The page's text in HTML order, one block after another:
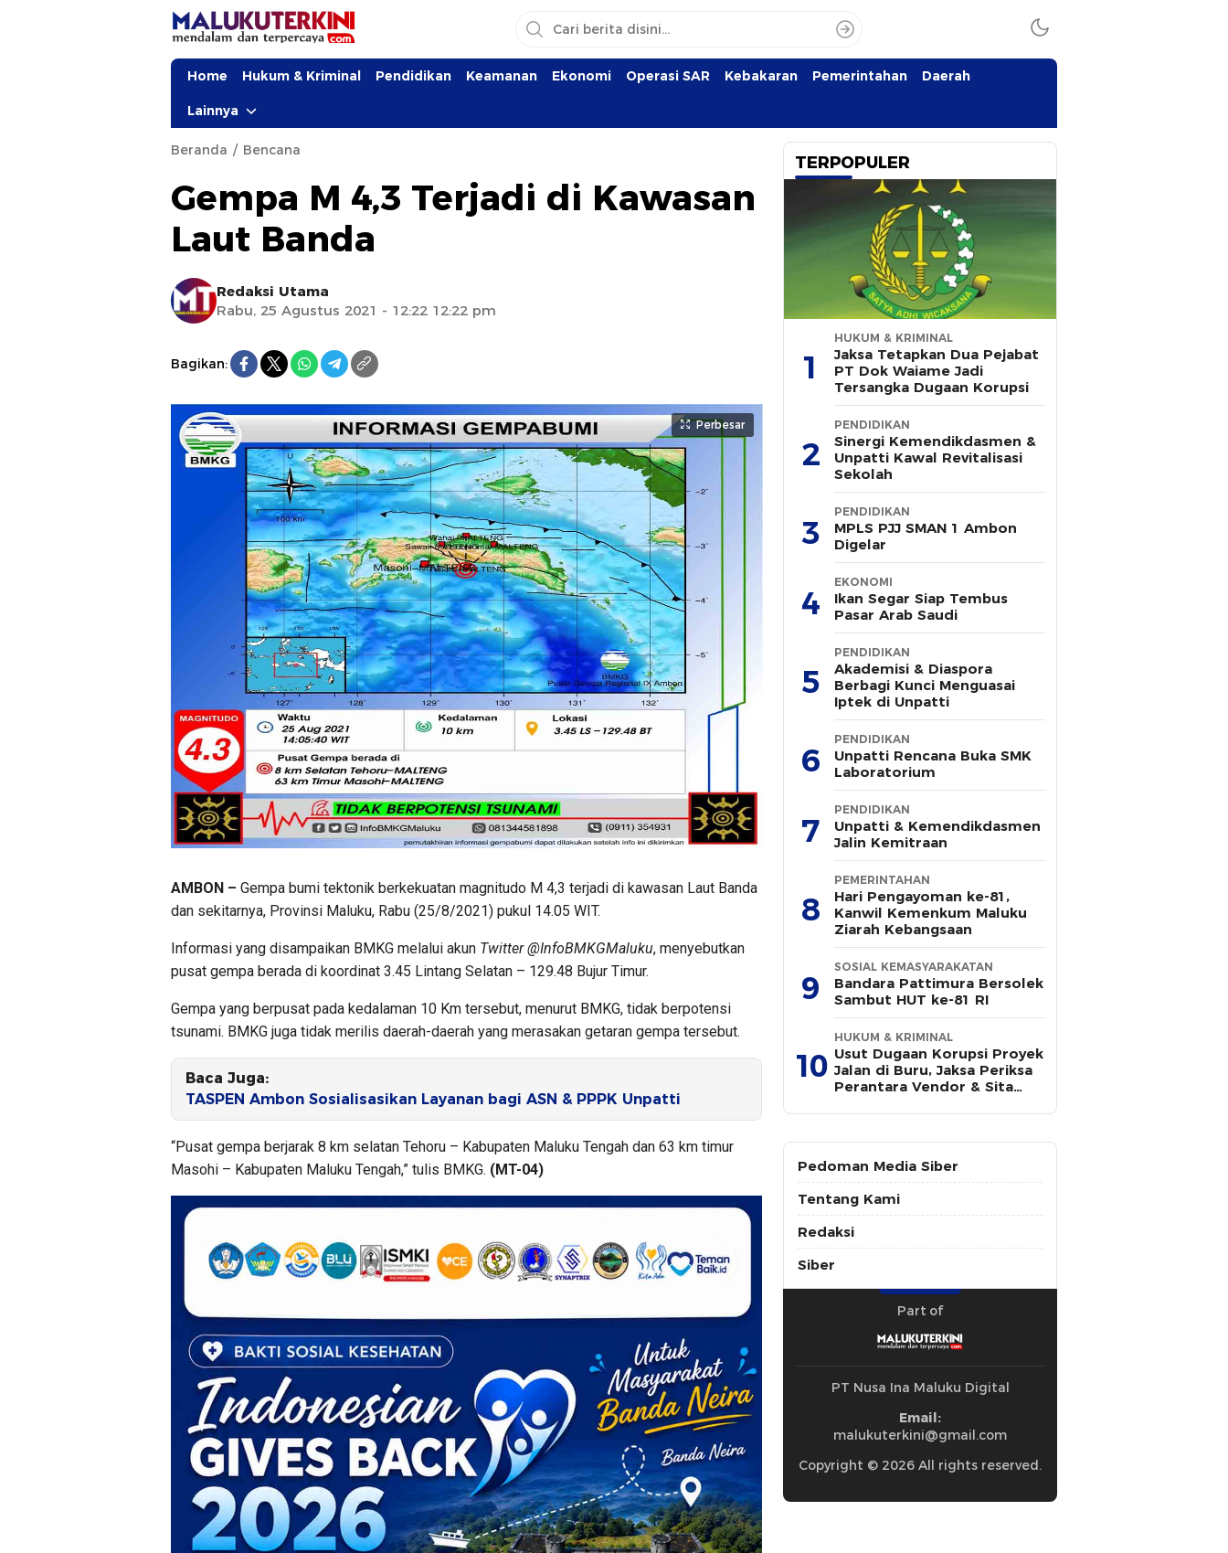
Home Hukum & Kriminal Pendidikan Keamanan Ekonomi Operasi SAR Kebakaran Pemerintahan Daerah
Lainnya
Beranda Bencana
Gempa M 4,3 Terjadi di Kawasan
Laut Banda
Redaksi Utama
Rabu, 25 Agustus 2021 - 12:22 12:22 pm
Bagikan:
Perbesar
AMBON – Gempa bumi tektonik berkekuatan magnitudo M 4,3 terjadi di kawasan Laut Banda
dan sekitarnya, Provinsi Maluku, Rabu (25/8/2021) pukul 14.05 WIT.
Informasi yang disampaikan BMKG melalui akun Twitter @InfoBMKGMaluku, menyebutkan
pusat gempa berada di koordinat 3.45 Lintang Selatan – 129.48 Bujur Timur.
Gempa yang berpusat pada kedalaman 10 Km tersebut, menurut BMKG, tidak berpotensi
tsunami. BMKG juga tidak merilis daerah-daerah yang merasakan getaran gempa tersebut.
Baca Juga:
TASPEN Ambon Sosialisasikan Layanan bagi ASN & PPPK Unpatti
“Pusat gempa berjarak 8 km selatan Tehoru – Kabupaten Maluku Tengah dan 63 km timur
Masohi – Kabupaten Maluku Tengah,” tulis BMKG. (MT-04)
TERPOPULER
1
HUKUM & KRIMINAL
Jaksa Tetapkan Dua Pejabat
PT Dok Waiame Jadi
Tersangka Dugaan Korupsi
2
PENDIDIKAN
Sinergi Kemendikdasmen &
Unpatti Kawal Revitalisasi
Sekolah
3
PENDIDIKAN
MPLS PJJ SMAN 1 Ambon
Digelar
4
EKONOMI
Ikan Segar Siap Tembus
Pasar Arab Saudi
5
PENDIDIKAN
Akademisi & Diaspora
Berbagi Kunci Menguasai
Iptek di Unpatti
6
PENDIDIKAN
Unpatti Rencana Buka SMK
Laboratorium
7
PENDIDIKAN
Unpatti & Kemendikdasmen
Jalin Kemitraan
8
PEMERINTAHAN
Hari Pengayoman ke-81,
Kanwil Kemenkum Maluku
Ziarah Kebangsaan
9
SOSIAL KEMASYARAKATAN
Bandara Pattimura Bersolek
Sambut HUT ke-81 RI
10
HUKUM & KRIMINAL
Usut Dugaan Korupsi Proyek
Jalan di Buru, Jaksa Periksa
Perantara Vendor & Sita
Pedoman Media Siber
Tentang Kami
Redaksi
Siber
Part of
PT Nusa Ina Maluku Digital
Email:
malukuterkini@gmail.com
Copyright © 2026 All rights reserved.